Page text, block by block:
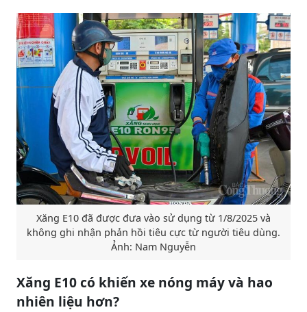
Xăng E10 đã được đưa vào sử dụng từ 1/8/2025 và
không ghi nhận phản hồi tiêu cực từ người tiêu dùng.
Ảnh: Nam Nguyễn
Xăng E10 có khiến xe nóng máy và hao
nhiên liệu hơn?